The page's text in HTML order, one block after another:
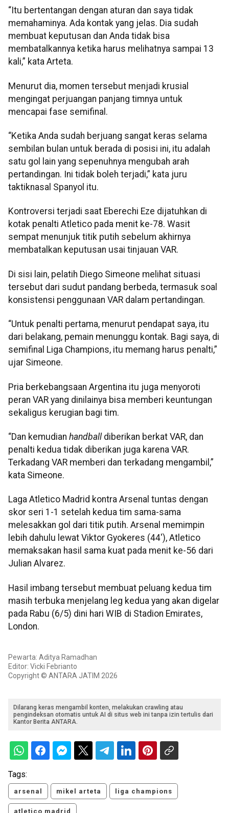
“Itu bertentangan dengan aturan dan saya tidak
memahaminya. Ada kontak yang jelas. Dia sudah
membuat keputusan dan Anda tidak bisa
membatalkannya ketika harus melihatnya sampai 13
kali,” kata Arteta.
Menurut dia, momen tersebut menjadi krusial
mengingat perjuangan panjang timnya untuk
mencapai fase semifinal.
“Ketika Anda sudah berjuang sangat keras selama
sembilan bulan untuk berada di posisi ini, itu adalah
satu gol lain yang sepenuhnya mengubah arah
pertandingan. Ini tidak boleh terjadi,” kata juru
taktiknasal Spanyol itu.
Kontroversi terjadi saat Eberechi Eze dijatuhkan di
kotak penalti Atletico pada menit ke-78. Wasit
sempat menunjuk titik putih sebelum akhirnya
membatalkan keputusan usai tinjauan VAR.
Di sisi lain, pelatih Diego Simeone melihat situasi
tersebut dari sudut pandang berbeda, termasuk soal
konsistensi penggunaan VAR dalam pertandingan.
“Untuk penalti pertama, menurut pendapat saya, itu
dari belakang, pemain menunggu kontak. Bagi saya, di
semifinal Liga Champions, itu memang harus penalti,”
ujar Simeone.
Pria berkebangsaan Argentina itu juga menyoroti
peran VAR yang dinilainya bisa memberi keuntungan
sekaligus kerugian bagi tim.
“Dan kemudian handball diberikan berkat VAR, dan
penalti kedua tidak diberikan juga karena VAR.
Terkadang VAR memberi dan terkadang mengambil,”
kata Simeone.
Laga Atletico Madrid kontra Arsenal tuntas dengan
skor seri 1-1 setelah kedua tim sama-sama
melesakkan gol dari titik putih. Arsenal memimpin
lebih dahulu lewat Viktor Gyokeres (44'), Atletico
memaksakan hasil sama kuat pada menit ke-56 dari
Julian Alvarez.
Hasil imbang tersebut membuat peluang kedua tim
masih terbuka menjelang leg kedua yang akan digelar
pada Rabu (6/5) dini hari WIB di Stadion Emirates,
London.
Pewarta: Aditya Ramadhan
Editor: Vicki Febrianto
Copyright © ANTARA JATIM 2026
Dilarang keras mengambil konten, melakukan crawling atau
pengindeksan otomatis untuk AI di situs web ini tanpa izin tertulis dari
Kantor Berita ANTARA.
Tags:
arsenal mikel arteta liga champions
atletico madrid